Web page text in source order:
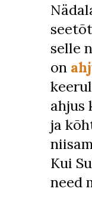
selle
on
ahjus
ja
Kui
need